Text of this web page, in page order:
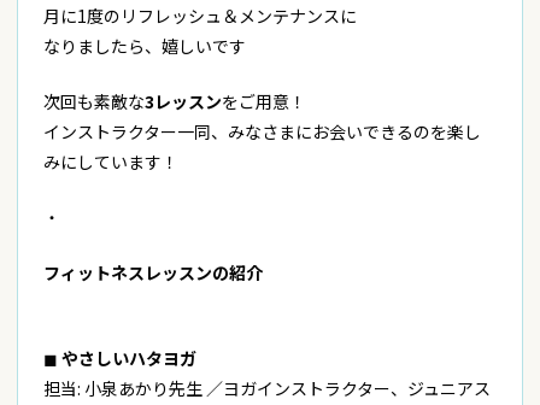
月に1度のリフレッシュ＆メンテナンスに
なりましたら、嬉しいです
次回も素敵な3レッスンをご用意！
インストラクター一同、みなさまにお会いできるのを楽し
みにしています！
・
フィットネスレッスンの紹介
◼︎ やさしいハタヨガ
担当: 小泉あかり先生 ／ヨガインストラクター、ジュニアス